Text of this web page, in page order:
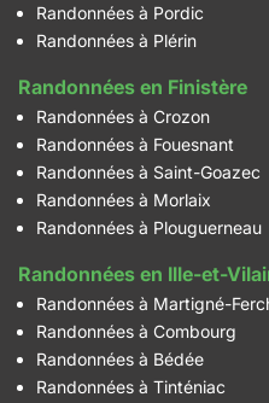
Randonnées à Pordic
Randonnées à Plérin
Randonnées en Finistère
Randonnées à Crozon
Randonnées à Fouesnant
Randonnées à Saint-Goazec
Randonnées à Morlaix
Randonnées à Plouguerneau
Randonnées en Ille-et-
Randonnées à Martigné-
Randonnées à Combourg
Randonnées à Bédée
Randonnées à Tinténiac